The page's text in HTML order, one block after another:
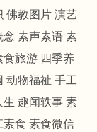
佛教图片 演艺
念 素声素语 素
食旅游 四季养
动物福祉 手工
生 趣闻轶事 素
素食 素食微信